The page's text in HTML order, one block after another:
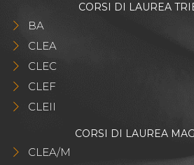
CORSI DI LAUREA
BA
CLEA
CLEC
CLEF
CLEII
CORSI DI LAUREA
CLEA/M